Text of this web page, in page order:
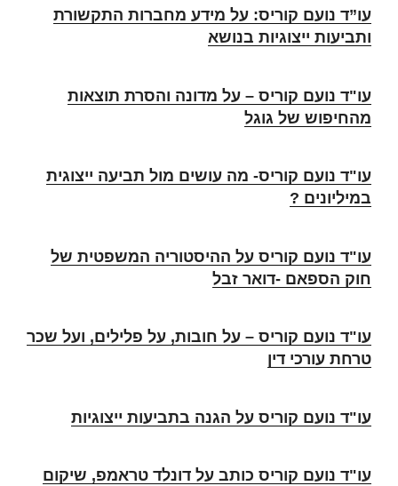
עו”ד נועם קוריס: על מידע מחברות התקשורת
ותביעות ייצוגיות בנושא
עו"ד נועם קוריס – על מדונה והסרת תוצאות
מהחיפוש של גוגל
עו"ד נועם קוריס- מה עושים מול תביעה ייצוגית
במיליונים ?
עו"ד נועם קוריס על ההיסטוריה המשפטית של
חוק הספאם -דואר זבל
עו"ד נועם קוריס – על חובות, על פלילים, ועל שכר
טרחת עורכי דין
עו"ד נועם קוריס על הגנה בתביעות ייצוגיות
עו"ד נועם קוריס כותב על דונלד טראמפ, שיקום